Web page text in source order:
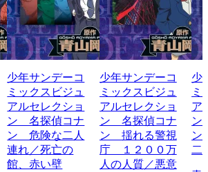
少年サンデーコ
ミックスビジュ
アルセレクショ
ン 名探偵コナ
ン 危険な二人
連れ／死亡の
館、赤い壁
少年サンデーコ
ミックスビジュ
アルセレクショ
ン 名探偵コナ
ン 揺れる警視
庁 １２００万
人の人質／悪意
少
ミ
ア
ン
ン
二